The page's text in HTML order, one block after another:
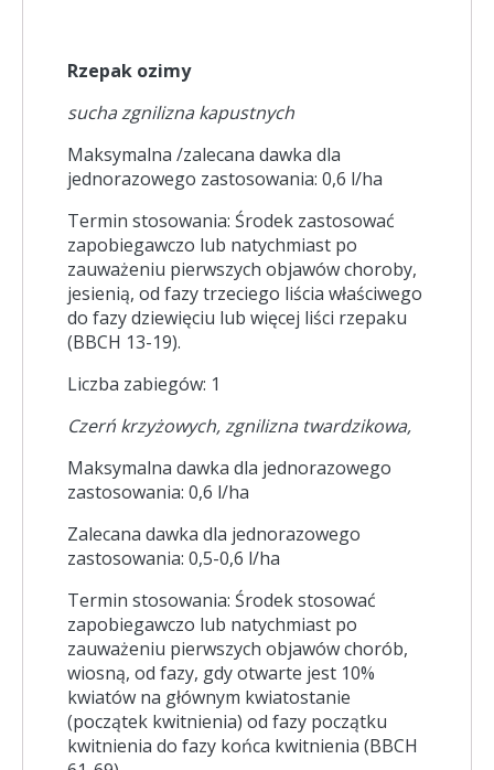
Rzepak ozimy
sucha zgnilizna kapustnych
Maksymalna /zalecana dawka dla
jednorazowego zastosowania: 0,6 l/ha
Termin stosowania: Środek zastosować
zapobiegawczo lub natychmiast po
zauważeniu pierwszych objawów choroby,
jesienią, od fazy trzeciego liścia właściwego
do fazy dziewięciu lub więcej liści rzepaku
(BBCH 13-19).
Liczba zabiegów: 1
Czerń krzyżowych, zgnilizna twardzikowa,
Maksymalna dawka dla jednorazowego
zastosowania: 0,6 l/ha
Zalecana dawka dla jednorazowego
zastosowania: 0,5-0,6 l/ha
Termin stosowania: Środek stosować
zapobiegawczo lub natychmiast po
zauważeniu pierwszych objawów chorób,
wiosną, od fazy, gdy otwarte jest 10%
kwiatów na głównym kwiatostanie
(początek kwitnienia) od fazy początku
kwitnienia do fazy końca kwitnienia (BBCH